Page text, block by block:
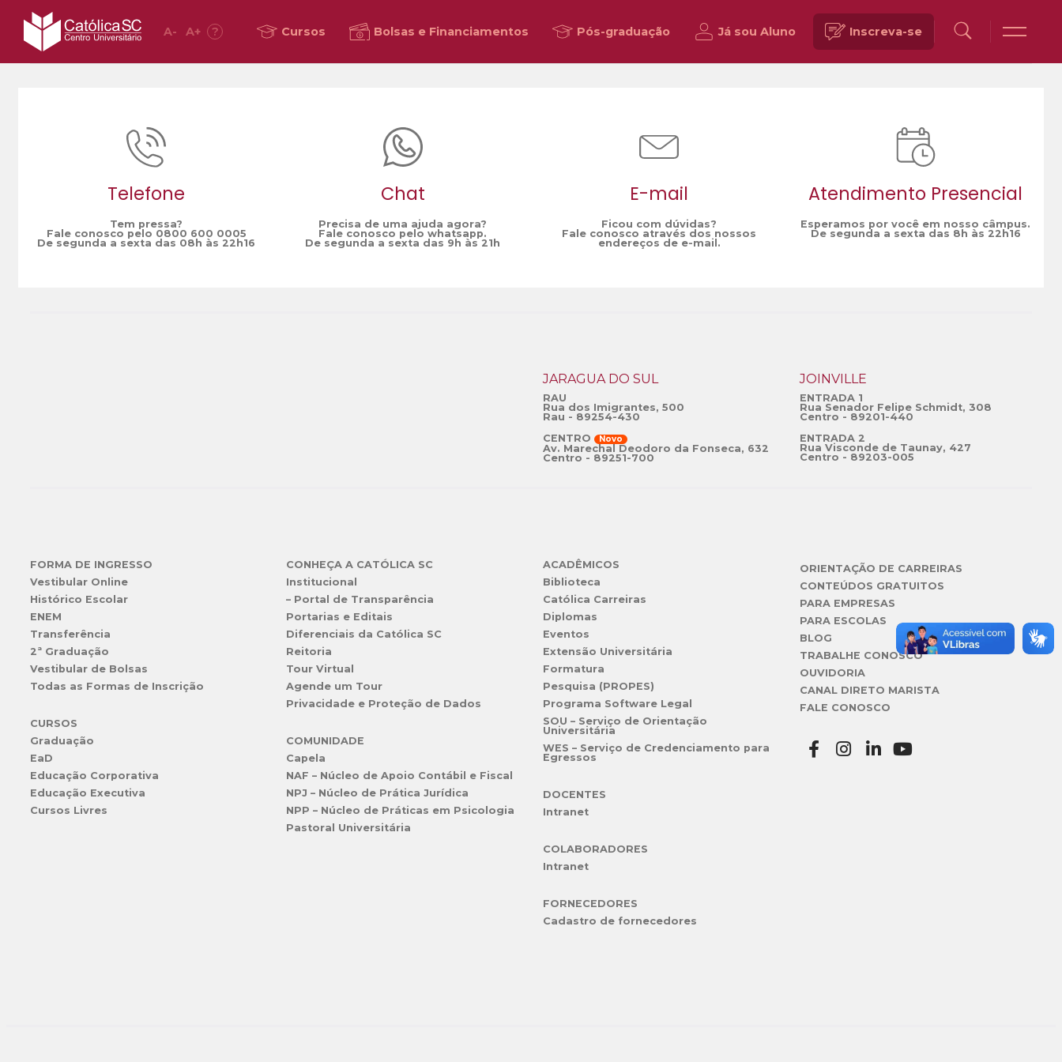
A- A+ ? Cursos Bolsas e Financiamentos Pós-graduação Já sou Aluno Inscreva-se
Home Phyton Day
Telefone
Tem pressa?
Fale conosco pelo 0800 600 0005
De segunda a sexta das 08h às 22h16
Chat
Precisa de uma ajuda agora?
Fale conosco pelo whatsapp.
De segunda a sexta das 9h às 21h
E-mail
Ficou com dúvidas?
Fale conosco através dos nossos
endereços de e-mail.
Atendimento Presencial
Esperamos por você em nosso câmpus.
De segunda a sexta das 8h às 22h16
JARAGUÁ DO SUL
RAU
Rua dos Imigrantes, 500
Rau - 89254-430
CENTRO
Novo
Av. Marechal Deodoro da Fonseca, 632
Centro - 89251-700
JOINVILLE
ENTRADA 1
Rua Senador Felipe Schmidt, 308
Centro - 89201-440
ENTRADA 2
Rua Visconde de Taunay, 427
Centro - 89203-005
FORMA DE INGRESSO
Vestibular Online
Histórico Escolar
ENEM
Transferência
2ª Graduação
Vestibular de Bolsas
Todas as Formas de Inscrição
CURSOS
Graduação
EaD
Educação Corporativa
Educação Executiva
Cursos Livres
CONHEÇA A CATÓLICA SC
Institucional
– Portal de Transparência
Portarias e Editais
Diferenciais da Católica SC
Reitoria
Tour Virtual
Agende um Tour
Privacidade e Proteção de Dados
COMUNIDADE
Capela
NAF – Núcleo de Apoio Contábil e Fiscal
NPJ – Núcleo de Prática Jurídica
NPP – Núcleo de Práticas em Psicologia
Pastoral Universitária
ACADÊMICOS
Biblioteca
Católica Carreiras
Diplomas
Eventos
Extensão Universitária
Formatura
Pesquisa (PROPES)
Programa Software Legal
SOU – Serviço de Orientação
Universitária
WES – Serviço de Credenciamento para
Egressos
DOCENTES
Intranet
COLABORADORES
Intranet
FORNECEDORES
Cadastro de fornecedores
ORIENTAÇÃO DE CARREIRAS
CONTEÚDOS GRATUITOS
PARA EMPRESAS
PARA ESCOLAS
BLOG
TRABALHE CONOSCO
OUVIDORIA
CANAL DIRETO MARISTA
FALE CONOSCO